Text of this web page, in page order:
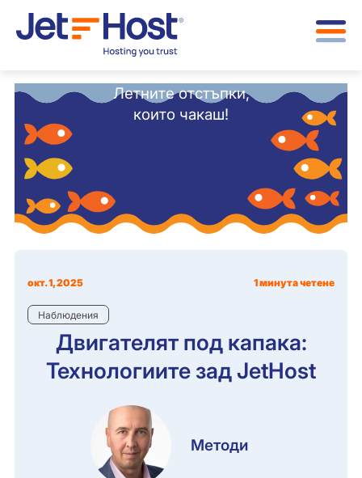
Летните отстъпки,
които чакаш!
окт. 1, 2025 1 минута четене
Наблюдения
Двигателят под капака:
Технологиите зад JetHost
Методи